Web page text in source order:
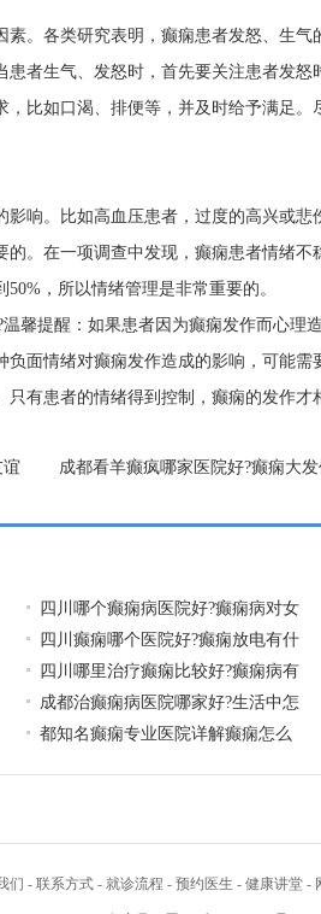
。各类研究表明，癫痫患者发怒、生气
者生气、发怒时，首先要关注患者发怒
比如口渴、排便等，并及时给予满足。
响。比如高血压患者，过度的高兴或悲
。在一项调查中发现，癫痫患者情绪不
，所以情绪管理是非常重要的。
馨提醒：如果患者因为癫痫发作而心理
面情绪对癫痫发作造成的影响，可能需
有患者的情绪得到控制，癫痫的发作才
谊
成都看羊癫疯哪家医院好?癫痫大
四川哪个癫痫病医院好?癫痫病对女
四川癫痫哪个医院好?癫痫放电有什
四川哪里治疗癫痫比较好?癫痫病有
成都治癫痫病医院哪家好?生活中怎
都知名癫痫专业医院详解癫痫怎么
们 - 联系方式 - 就诊流程 - 预约医生 - 健康讲堂 -